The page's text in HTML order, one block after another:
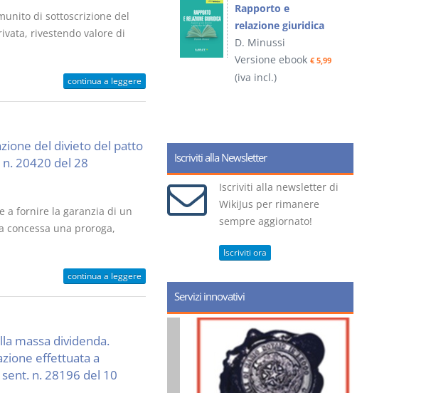
di sottoscrizione del
rivestendo valore di
continua a leggere
del divieto del patto
n. 20420 del 28
a fornire la garanzia di un
una proroga,
continua a leggere
massa dividenda.
effettuata a
sent. n. 28196 del 10
(iva incl.)
Rapporto e
relazione giuridica
D. Minussi
Versione ebook € 5,99
(iva incl.)
Iscriviti alla Newsletter
Iscriviti alla newsletter di
WikiJus per rimanere
sempre aggiornato!
Iscriviti ora
Servizi innovativi